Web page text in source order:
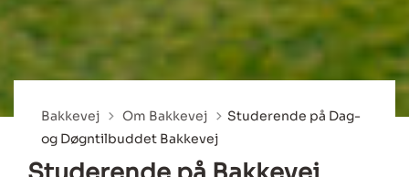
Bakkevej Tilbage til
Om Bakkevej
Studerende på Dag-
og Døgntilbuddet Bakkevej